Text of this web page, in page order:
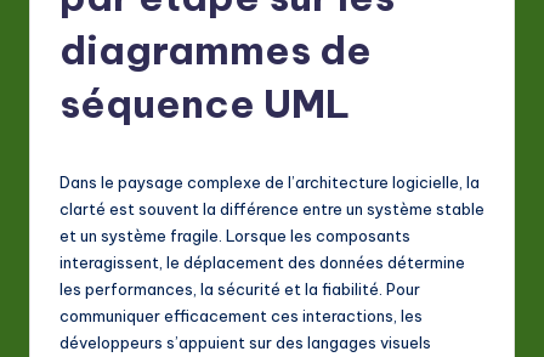
L
diagrammes de
séquence UML
Dans le paysage complexe de l’architecture logicielle, la
clarté est souvent la différence entre un système stable
et un système fragile. Lorsque les composants
interagissent, le déplacement des données détermine
les performances, la sécurité et la fiabilité. Pour
communiquer efficacement ces interactions, les
développeurs s’appuient sur des langages visuels